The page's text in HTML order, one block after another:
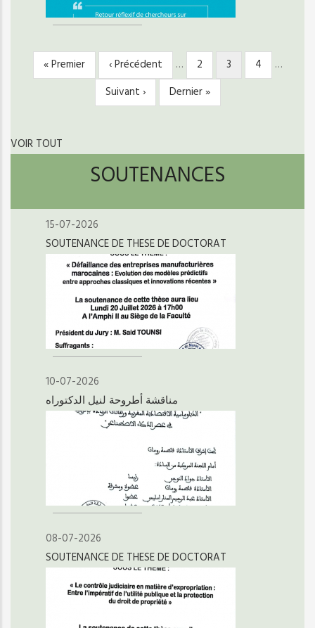
PAGINATION
Première
page
« Premier
Page
précédente
‹ Précédent … Page
2
Page
courante
3 Page
4
…
Page
suivante
Suivant ›
Dernière
page
Dernier »
VOIR TOUT
SOUTENANCES
15-07-2026
SOUTENANCE DE THESE DE DOCTORAT
10-07-2026
مناقشة أطروحة لنيل الدكتوراه
08-07-2026
SOUTENANCE DE THESE DE DOCTORAT